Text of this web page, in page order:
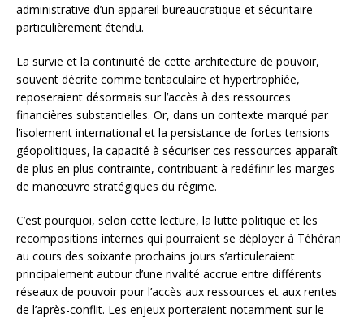
administrative d’un appareil bureaucratique et sécuritaire
particulièrement étendu.
La survie et la continuité de cette architecture de pouvoir,
souvent décrite comme tentaculaire et hypertrophiée,
reposeraient désormais sur l’accès à des ressources
financières substantielles. Or, dans un contexte marqué par
l’isolement international et la persistance de fortes tensions
géopolitiques, la capacité à sécuriser ces ressources apparaît
de plus en plus contrainte, contribuant à redéfinir les marges
de manœuvre stratégiques du régime.
C’est pourquoi, selon cette lecture, la lutte politique et les
recompositions internes qui pourraient se déployer à Téhéran
au cours des soixante prochains jours s’articuleraient
principalement autour d’une rivalité accrue entre différents
réseaux de pouvoir pour l’accès aux ressources et aux rentes
de l’après-conflit. Les enjeux porteraient notamment sur le